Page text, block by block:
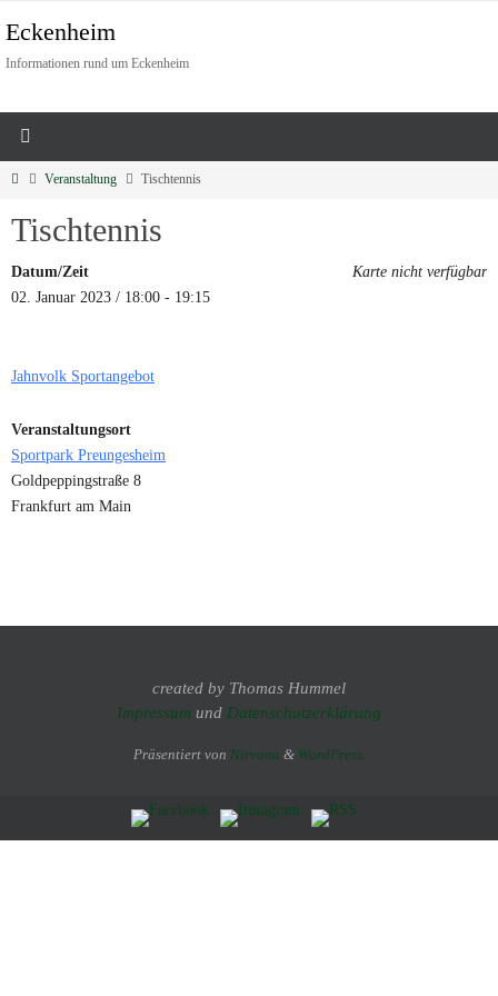
Eckenheim
Informationen rund um Eckenheim
Veranstaltung Tischtennis
Tischtennis
Karte nicht verfügbar
Datum/Zeit
02. Januar 2023 / 18:00 - 19:15
Jahnvolk Sportangebot
Veranstaltungsort
Sportpark Preungesheim
Goldpeppingstraße 8
Frankfurt am Main
created by Thomas Hummel
Impressum und Datenschutzerklärung
Präsentiert von Nirvana & WordPress.